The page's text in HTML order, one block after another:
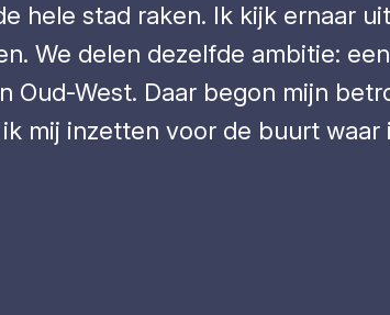
hele stad raken. Ik kijk ernaar
We delen dezelfde ambitie:
Oud-West. Daar begon mijn
mij inzetten voor de buurt